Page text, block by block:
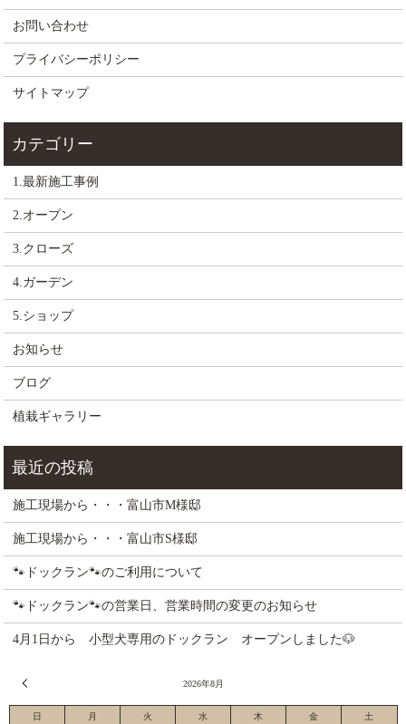
お問い合わせ
プライバシーポリシー
サイトマップ
1.最新施工事例
2.オープン
3.クローズ
4.ガーデン
5.ショップ
お知らせ
ブログ
植栽ギャラリー
施工現場から・・・富山市M様邸
施工現場から・・・富山市S様邸
🐾ドックラン🐾のご利用について
🐾ドックラン🐾の営業日、営業時間の変更のお知らせ
4月1日から 小型犬専用のドックラン オープンしました🐶
2026年8月
日 月 火 水 木 金 土